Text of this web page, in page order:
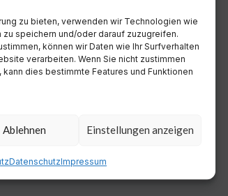
zu bieten, verwenden wir Technologien wie
speichern und/oder darauf zuzugreifen.
können wir Daten wie Ihr Surfverhalten
verarbeiten. Wenn Sie nicht zustimmen
dies bestimmte Features und Funktionen
Ablehnen Einstellungen anzeigen
DatenschutzImpressum